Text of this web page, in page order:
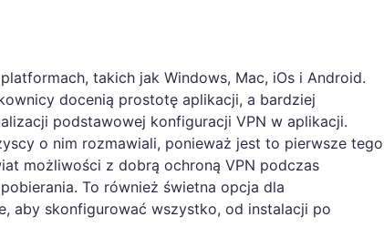
takich jak Windows, Mac, iOs i Android.
docenią prostotę aplikacji, a bardziej
podstawowej konfiguracji VPN w aplikacji.
o nim rozmawiali, ponieważ jest to pierwsze tego
możliwości z dobrą ochroną VPN podczas
To również świetna opcja dla
aby skonfigurować wszystko, od instalacji po